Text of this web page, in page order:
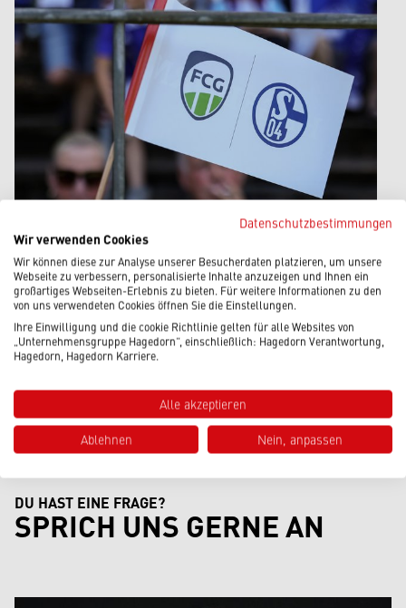
11.07.2026|Hagedorn News
FUSSBALL VERBINDET – EIN B
ESONDERER NACHMITTAG IM H
EIDEWALD
Beitrag lesen
DU HAST EINE FRAGE?
SPRICH UNS GERNE AN
Datenschutzbestimmungen
Wir verwenden Cookies
Wir können diese zur Analyse unserer Besucherdaten platzieren, um unsere
Webseite zu verbessern, personalisierte Inhalte anzuzeigen und Ihnen ein
großartiges Webseiten-Erlebnis zu bieten. Für weitere Informationen zu den
von uns verwendeten Cookies öffnen Sie die Einstellungen.
Ihre Einwilligung und die cookie Richtlinie gelten für alle Websites von
„Unternehmensgruppe Hagedorn“, einschließlich: Hagedorn Verantwortung,
Hagedorn, Hagedorn Karriere.
Alle akzeptieren
Ablehnen Nein, anpassen